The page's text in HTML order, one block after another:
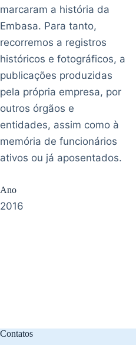
marcaram a história da
Embasa. Para tanto,
recorremos a registros
históricos e fotográficos, a
publicações produzidas
pela própria empresa, por
outros órgãos e
entidades, assim como à
memória de funcionários
ativos ou já aposentados.
Ano
2016
Contatos